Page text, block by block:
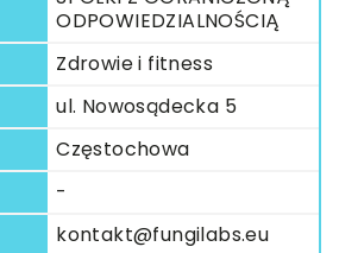
ODPOWIEDZIALNOŚCIĄ
Zdrowie i fitness
ul. Nowosądecka 5
Częstochowa
-
kontakt@fungilabs.eu